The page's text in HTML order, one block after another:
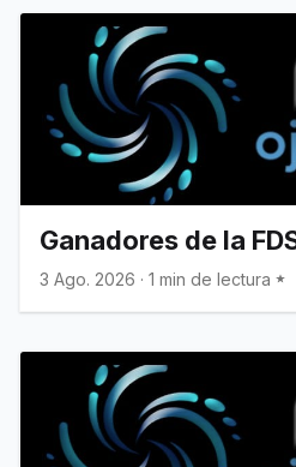
Ganadores de la
3 Ago. 2026 · 1 min de lectura